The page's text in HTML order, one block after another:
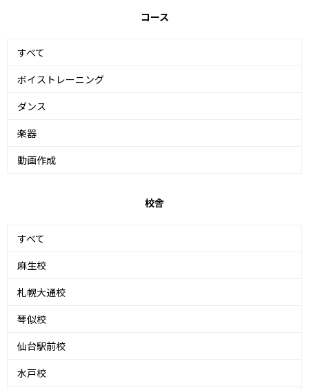
コース
すべて
ボイストレーニング
ダンス
楽器
動画作成
校舎
すべて
麻生校
札幌大通校
琴似校
仙台駅前校
水戸校